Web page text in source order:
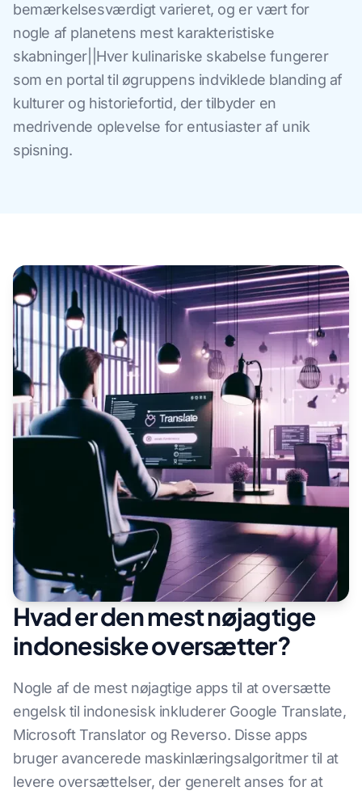
bemærkelsesværdigt varieret, og er vært for
nogle af planetens mest karakteristiske
skabninger||Hver kulinariske skabelse fungerer
som en portal til øgruppens indviklede blanding af
kulturer og historiefortid, der tilbyder en
medrivende oplevelse for entusiaster af unik
spisning.
Hvad er den mest nøjagtige
indonesiske oversætter?
Nogle af de mest nøjagtige apps til at oversætte
engelsk til indonesisk inkluderer Google Translate,
Microsoft Translator og Reverso. Disse apps
bruger avancerede maskinlæringsalgoritmer til at
levere oversættelser, der generelt anses for at